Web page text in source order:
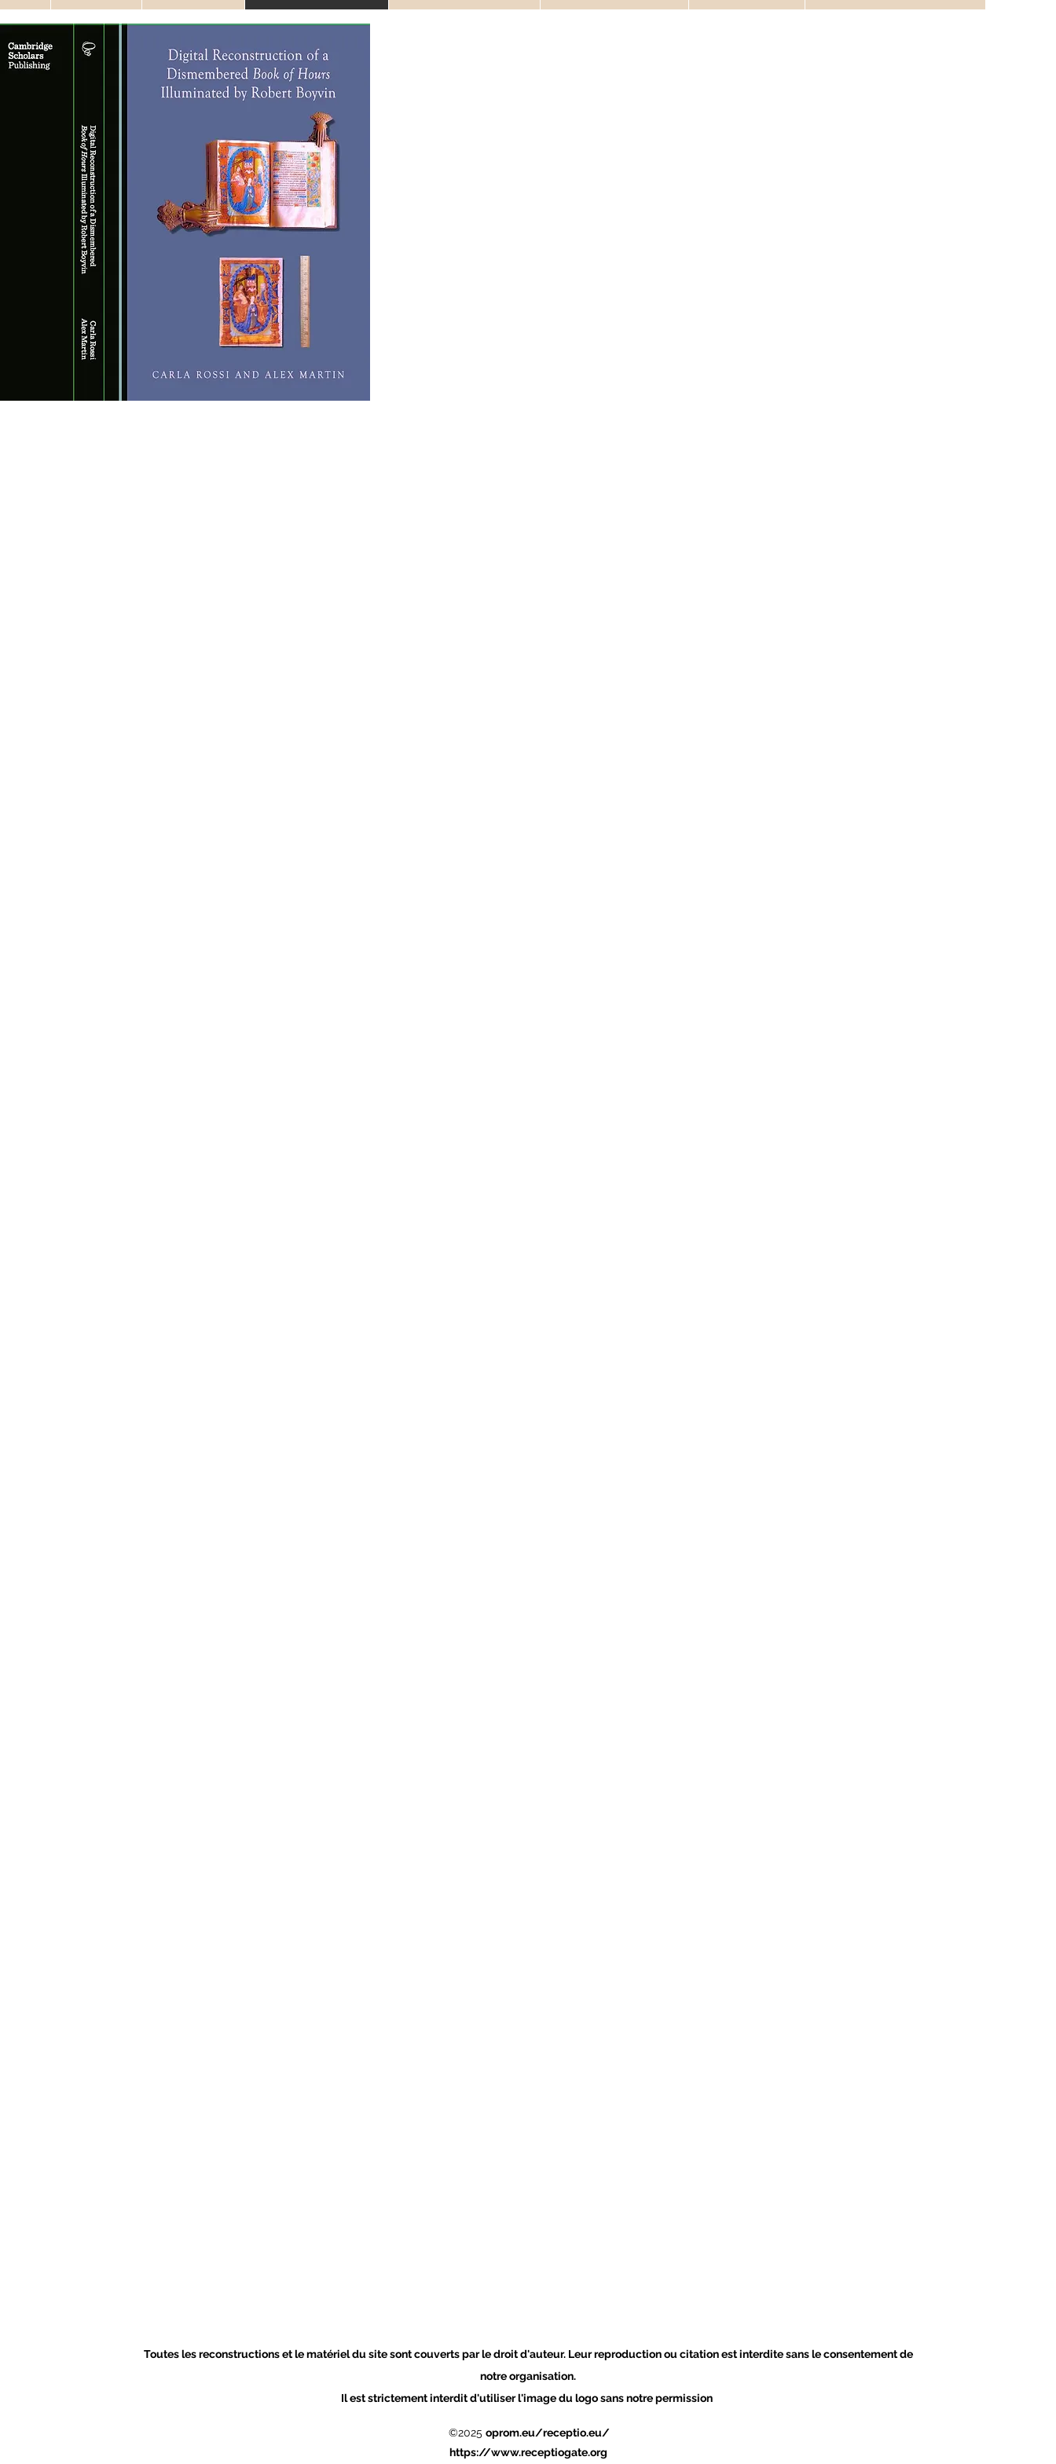
©2025 oprom.eu/receptio.eu/
https://www.receptiogate.org
Toutes les reconstructions et le matériel du site sont couverts par le droit d'auteur. Leur reproduction ou citation est interdite sans le consentement de
notre organisation.
Il est strictement interdit d'utiliser l'image du logo sans notre permission